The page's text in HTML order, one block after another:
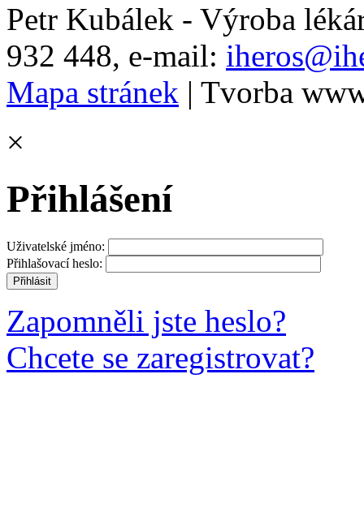
Petr Kubálek - Výroba
932 448, e-mail:
Mapa stránek | Tvorba
×
Přihlášení
Uživatelské jméno:
Přihlašovací heslo:
Zapomněli jste heslo?
Chcete se zaregistrovat?